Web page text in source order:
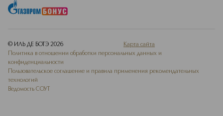
© ИЛЬ ДЕ БОТЭ 2026
Карта сайта
Политика в отношении обработки персональных данных и
конфиденциальности
Пользовательское соглашение и правила применения рекомендательных
технологий
Ведомость СОУТ